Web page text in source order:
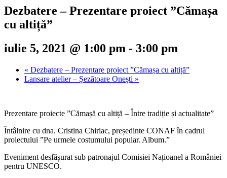
Dezbatere – Prezentare proiect ”Cămașa
cu altiță”
iulie 5, 2021 @ 1:00 pm - 3:00 pm
« Dezbatere – Prezentare proiect ”Cămașa cu altiță”
Lansare atelier – Șezătoare Onești »
Prezentare proiecte ”Cămașă cu altiță – Între tradiție și actualitate”
Întâlnire cu dna. Cristina Chiriac, președinte CONAF în cadrul
proiectului ”Pe urmele costumului popular. Album.”
Eveniment desfășurat sub patronajul Comisiei Națioanel a României
pentru UNESCO.